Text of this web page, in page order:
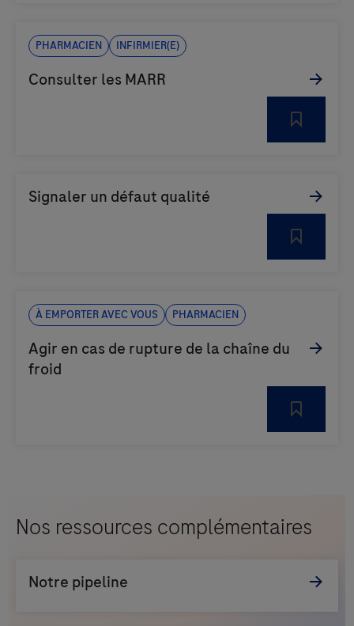
Pharmacien Infirmier(e)
À emporter avec vous Pharmacien
Nos ressources complémentaires